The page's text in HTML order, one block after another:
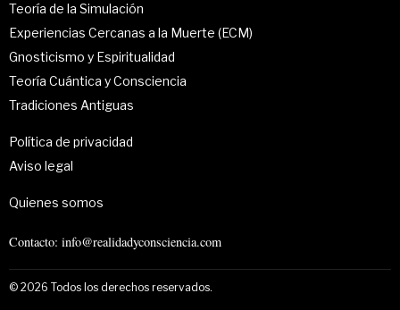
Teoría de la Simulación
Experiencias Cercanas a la Muerte (ECM)
Gnosticismo y Espiritualidad
Teoría Cuántica y Consciencia
Tradiciones Antiguas
Política de privacidad
Aviso legal
Quienes somos
Contacto: info@realidadyconsciencia.com
© 2026 Todos los derechos reservados.